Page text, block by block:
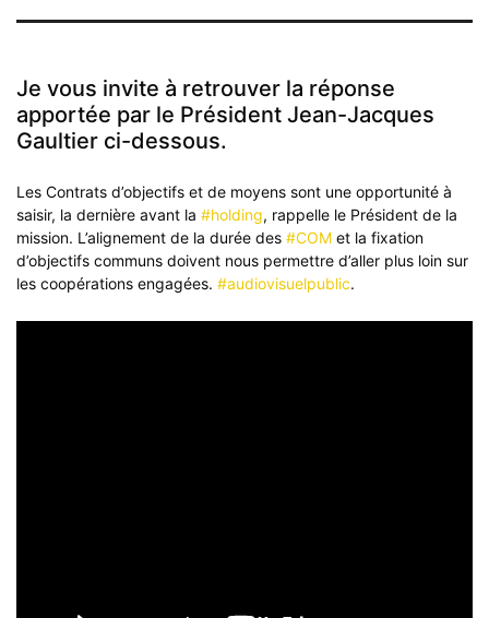
Je vous invite à retrouver la réponse
apportée par le Président Jean-Jacques
Gaultier ci-dessous.
Les Contrats d’objectifs et de moyens sont une opportunité à
saisir, la dernière avant la #holding, rappelle le Président de la
mission. L’alignement de la durée des #COM et la fixation
d’objectifs communs doivent nous permettre d’aller plus loin sur
les coopérations engagées. #audiovisuelpublic.